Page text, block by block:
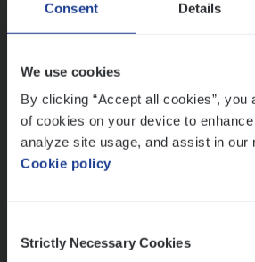
Consent Details
We use cookies
By clicking “Accept all cookies”, you
of cookies on your device to
analyze site usage, and assist in our
Cookie policy
Selection
Strictly Necessary Cookies
Meer dan collega’s: hoe Julie en
Mathias houdt van diepgaande
humor
Thalia zoekt graag oplossingen, in
werk
Ons sollicitatieproces